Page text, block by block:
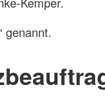
genannt.